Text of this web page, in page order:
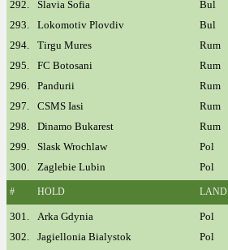
292.
Slavia Sofia Bul
293.
Lokomotiv Plovdiv Bul
294.
Tirgu Mures Rum
295.
FC Botosani Rum
296.
Pandurii Rum
297.
CSMS Iasi Rum
298.
Dinamo Bukarest Rum
299.
Slask Wrochlaw Pol
300.
Zaglebie Lubin Pol
# HOLD LAND
301. Arka Gdynia Pol
302.
Jagiellonia Bialystok Pol